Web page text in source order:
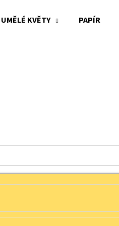
UMĚLÉ KVĚTY PAPÍR